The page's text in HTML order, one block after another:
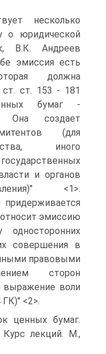
несколько
о юридической
В.К. Андреев
эмиссия есть
должна
ст. 153 - 181
бумаг -
Она создает
(для
иного
и органов
<1>.
придерживается
эмиссию
совершения в
правовыми
сторон
выражение воли
<2>.
ценных бумаг.
Курс лекций. М.,